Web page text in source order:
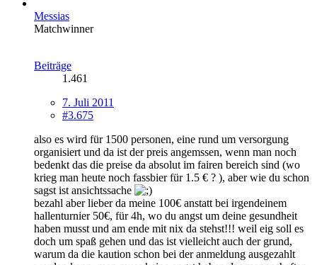
Messias
Matchwinner
Beiträge
1.461
7. Juli 2011
#3.675
also es wird für 1500 personen, eine rund um versorgung
organisiert und da ist der preis angemssen, wenn man noch
bedenkt das die preise da absolut im fairen bereich sind (wo
krieg man heute noch fassbier für 1.5 € ? ), aber wie du schon
sagst ist ansichtssache
bezahl aber lieber da meine 100€ anstatt bei irgendeinem
hallenturnier 50€, für 4h, wo du angst um deine gesundheit
haben musst und am ende mit nix da stehst!!! weil eig soll es
doch um spaß gehen und das ist vielleicht auch der grund,
warum da die kaution schon bei der anmeldung ausgezahlt